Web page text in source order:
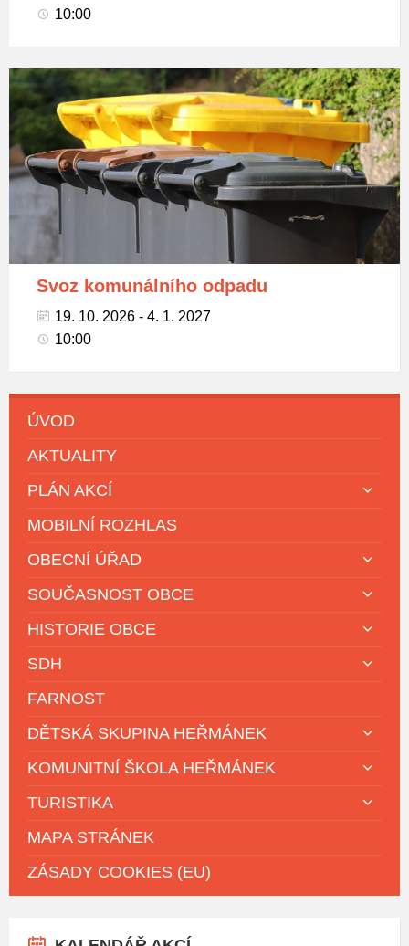
10:00
Popelnice
na
tříděný
odpad
Svoz komunálního odpadu
19. 10. 2026 - 4. 1. 2027
10:00
ÚVOD
AKTUALITY
PLÁN AKCÍ
MOBILNÍ ROZHLAS
OBECNÍ ÚŘAD
SOUČASNOST OBCE
HISTORIE OBCE
SDH
FARNOST
DĚTSKÁ SKUPINA HEŘMÁNEK
KOMUNITNÍ ŠKOLA HEŘMÁNEK
TURISTIKA
MAPA STRÁNEK
ZÁSADY COOKIES (EU)